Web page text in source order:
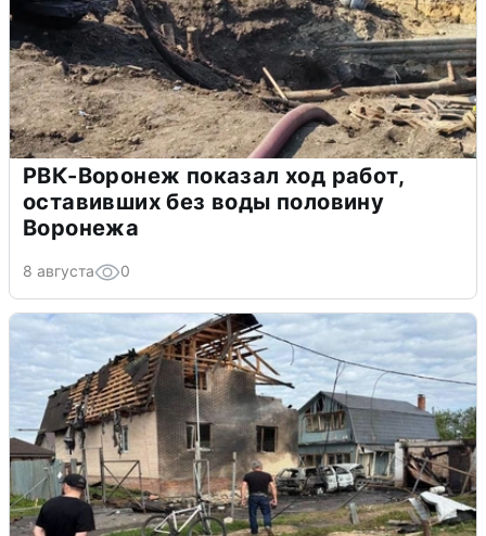
РВК-Воронеж показал ход работ,
оставивших без воды половину
Воронежа
8 августа 0